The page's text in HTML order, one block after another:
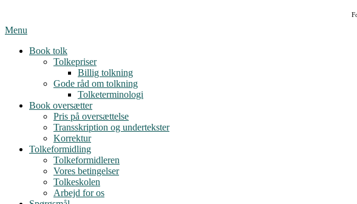
Menu
Book tolk
Tolkepriser
Billig tolkning
Gode råd om tolkning
Tolketerminologi
Book oversætter
Pris på oversættelse
Transskription og undertekster
Korrektur
Tolkeformidling
Tolkeformidleren
Vores betingelser
Tolkeskolen
Arbejd for os